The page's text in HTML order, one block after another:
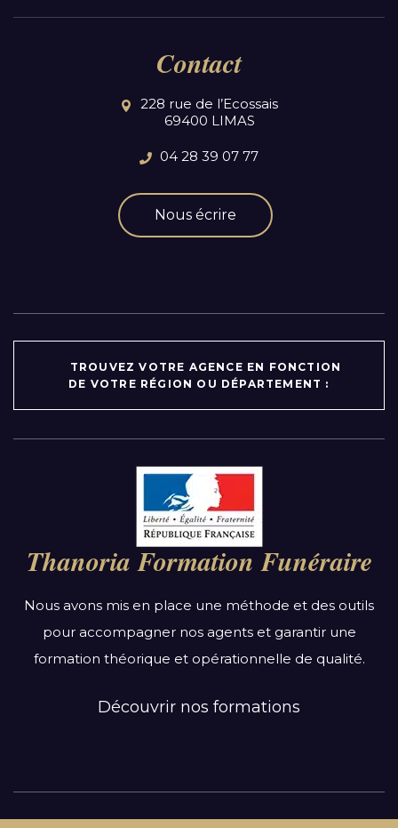
Contact
228 rue de l’Ecossais
69400 LIMAS
04 28 39 07 77
Nous écrire
TROUVEZ VOTRE AGENCE EN FONCTION
DE VOTRE RÉGION OU DÉPARTEMENT :
Auvergne-Rhône-Alpes
Bourgogne-Franche-Comté
Bretagne
Centre-Val de Loire
Grand Est
Hauts-de-France
Normandie
Thanoria Formation Funéraire
Nous avons mis en place une méthode et des outils
pour accompagner nos agents et garantir une
formation théorique et opérationnelle de qualité.
Découvrir nos formations